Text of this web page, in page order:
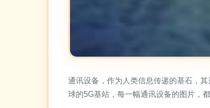
通讯设备，作为人类信息传递的基石，
球的5G基站，每一幅通讯设备的图片，